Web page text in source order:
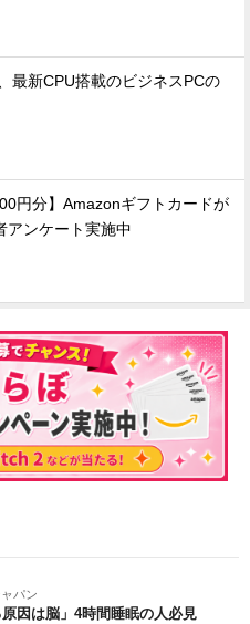
最新CPU搭載のビジネスPCの
円分】Amazonギフトカードが
アンケート実施中
パン
原因は脳」4時間睡眠の人必見